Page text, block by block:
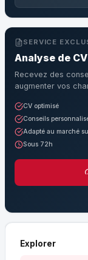
SERVICE
Analyse de
Recevez des
augmenter vos
CV optimisé
Conseils
Adapté au marché
Sous 72h
Explorer